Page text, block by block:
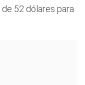
52 dólares para